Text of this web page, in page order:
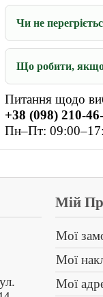
Чи не
Що робити, якщо
Питання щодо
+38 (098) 210-
Пн–Пт:
Мій
Мої
Мої
Мої